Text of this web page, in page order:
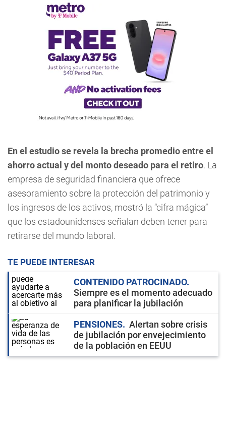
En el estudio se revela la brecha promedio entre el
ahorro actual y del monto deseado para el retiro. La
empresa de seguridad financiera que ofrece
asesoramiento sobre la protección del patrimonio y
los ingresos de los activos, mostró la “cifra mágica”
que los estadounidenses señalan deben tener para
retirarse del mundo laboral.
TE PUEDE INTERESAR
CONTENIDO PATROCINADO
Siempre es el momento adecuado
para planificar la jubilación
PENSIONES
Alertan sobre crisis
de jubilación por envejecimiento
de la población en EEUU